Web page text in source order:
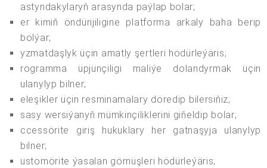
astyndakylaryň arasynda paýlap bolar;
er kimiň öndürijiligine platforma arkaly baha berip
bolýar;
yzmatdaşlyk üçin amatly şertleri hödürleýäris;
rogramma üpjünçiligi maliýe dolandyrmak üçin
ulanylyp bilner;
eleşikler üçin resminamalary döredip bilersiňiz;
sasy wersiýanyň mümkinçiliklerini giňeldip bolar;
ccessörite giriş hukuklary her gatnaşyja ulanylyp
bilner;
ustomörite ýasalan görnüşleri hödürleýäris;